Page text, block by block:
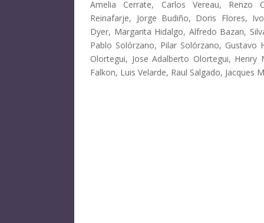
Amelia Cerrate, Carlos Vereau, Renzo
Reinafarje, Jorge Budiño, Doris Flores,
Dyer, Margarita Hidalgo, Alfredo Bazan,
Pablo Solórzano, Pilar Solórzano, Gustavo
Olortegui, Jose Adalberto Olortegui, Henry
Falkon, Luis Velarde, Raul Salgado, Jacques